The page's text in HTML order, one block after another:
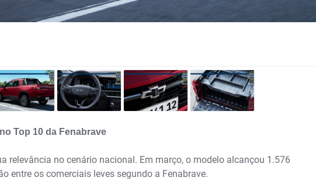
Top 10 da Fenabrave
relevância no cenário nacional. Em março, o modelo alcançou 1.576
entre os comerciais leves segundo a Fenabrave.